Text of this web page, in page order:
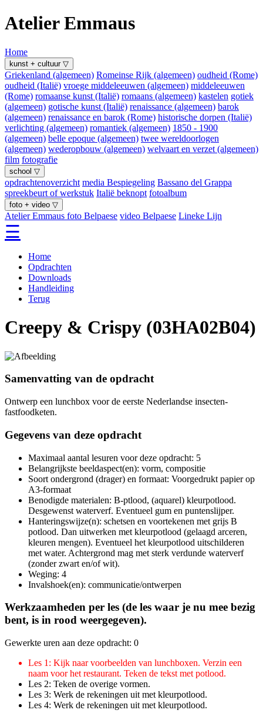
Atelier Emmaus
Home
kunst + cultuur ▽
Griekenland (algemeen) Romeinse Rijk (algemeen) oudheid (Rome)
oudheid (Italië) vroege middeleeuwen (algemeen) middeleeuwen
(Rome) romaanse kunst (Italië) romaans (algemeen) kastelen gotiek
(algemeen) gotische kunst (Italië) renaissance (algemeen) barok
(algemeen) renaissance en barok (Rome) historische dorpen (Italië)
verlichting (algemeen) romantiek (algemeen) 1850 - 1900
(algemeen) belle epoque (algemeen) twee wereldoorlogen
(algemeen) wederopbouw (algemeen) welvaart en verzet (algemeen)
film fotografie
school ▽
opdrachtenoverzicht media Bespiegeling Bassano del Grappa
spreekbeurt of werkstuk Italië beknopt fotoalbum
foto + video ▽
Atelier Emmaus foto Belpaese video Belpaese Lineke Lijn
☰
Home
Opdrachten
Downloads
Handleiding
Terug
Creepy & Crispy (03HA02B04)
Samenvatting van de opdracht
Ontwerp een lunchbox voor de eerste Nederlandse insecten-
fastfoodketen.
Gegevens van deze opdracht
Maximaal aantal lesuren voor deze opdracht: 5
Belangrijkste beeldaspect(en): vorm, compositie
Soort ondergrond (drager) en formaat: Voorgedrukt papier op
A3-formaat
Benodigde materialen: B-ptlood, (aquarel) kleurpotlood.
Desgewenst waterverf. Eventueel gum en puntenslijper.
Hanteringswijze(n): schetsen en voortekenen met grijs B
potlood. Dan uitwerken met kleurpotlood (gelaagd arceren,
kleuren mengen). Eventueel het kleurpotlood uitschilderen
met water. Achtergrond mag met sterk verdunde waterverf
(zonder zwart en/of wit).
Weging: 4
Invalshoek(en): communicatie/ontwerpen
Werkzaamheden per les (de les waar je nu mee bezig
bent, is in rood weergegeven).
Gewerkte uren aan deze opdracht: 0
Les 1: Kijk naar voorbeelden van lunchboxen. Verzin een
naam voor het restaurant. Teken de tekst met potlood.
Les 2: Teken de overige vormen.
Les 3: Werk de rekeningen uit met kleurpotlood.
Les 4: Werk de rekeningen uit met kleurpotlood.